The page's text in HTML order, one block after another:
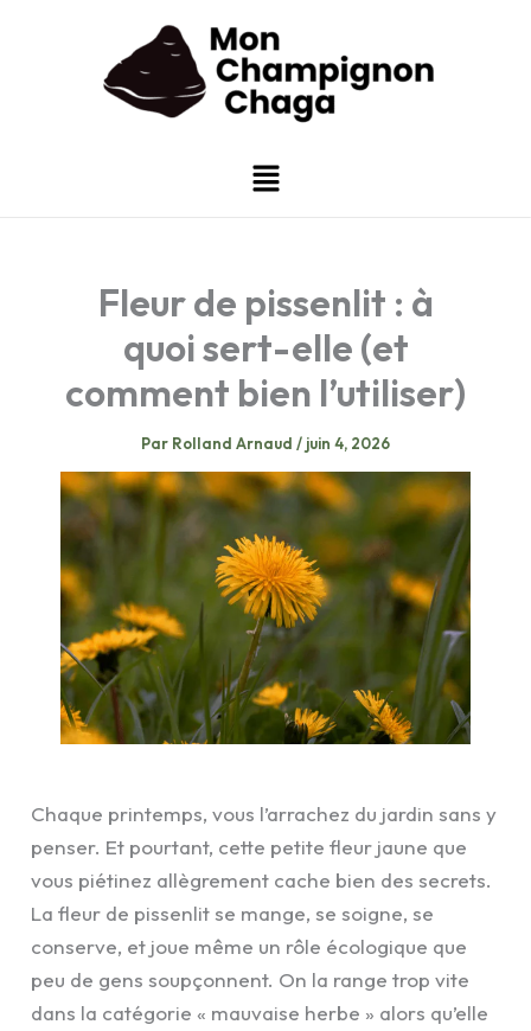
Menu
Fleur de pissenlit : à
quoi sert-elle (et
comment bien l’utiliser)
Par Rolland Arnaud / juin 4, 2026
Chaque printemps, vous l’arrachez du jardin sans y
penser. Et pourtant, cette petite fleur jaune que
vous piétinez allègrement cache bien des secrets.
La fleur de pissenlit se mange, se soigne, se
conserve, et joue même un rôle écologique que
peu de gens soupçonnent. On la range trop vite
dans la catégorie « mauvaise herbe » alors qu’elle